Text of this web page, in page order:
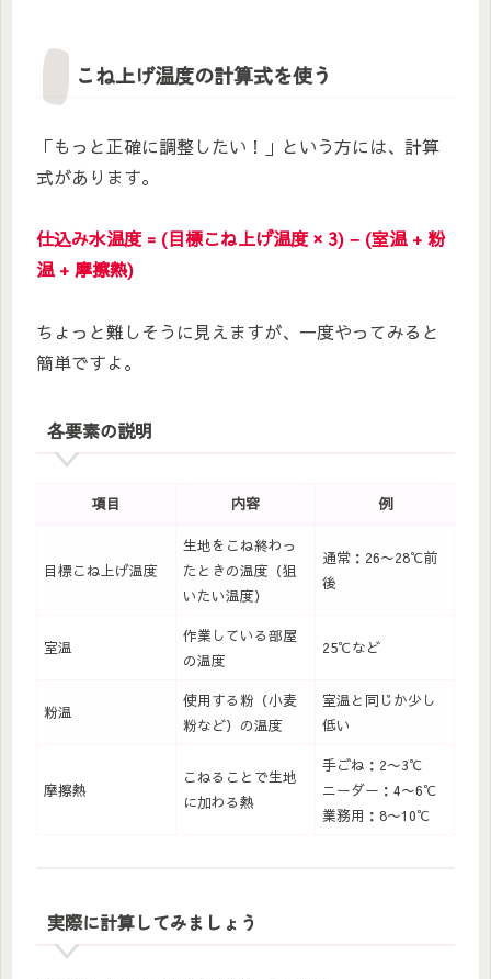
こね上げ温度の計算式を使う
「もっと正確に調整したい！」という方には、計算
式があります。
仕込み水温度 = (目標こね上げ温度 × 3) − (室温 + 粉
温 + 摩擦熱)
ちょっと難しそうに見えますが、一度やってみると
簡単ですよ。
各要素の説明
項目 内容 例
目標こね上げ温度
生地をこね終わっ
たときの温度（狙
いたい温度）
通常：26〜28℃前
後
室温
作業している部屋
の温度
25℃など
粉温
使用する粉（小麦
粉など）の温度
室温と同じか少し
低い
摩擦熱
こねることで生地
に加わる熱
手ごね：2〜3℃
ニーダー：4〜6℃
業務用：8〜10℃
実際に計算してみましょう